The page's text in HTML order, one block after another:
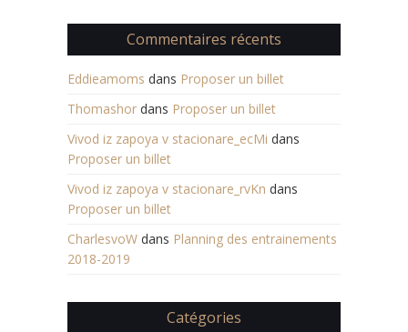
Commentaires récents
Eddieamoms dans Proposer un billet
Thomashor dans Proposer un billet
Vivod iz zapoya v stacionare_ecMi dans
Proposer un billet
Vivod iz zapoya v stacionare_rvKn dans
Proposer un billet
CharlesvoW dans Planning des entrainements
2018-2019
Catégories